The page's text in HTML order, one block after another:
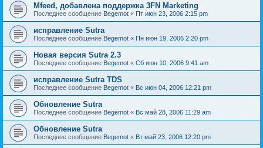
Mfeed, добавлена поддержка 3FN Marketing
Последнее сообщение Begemot « Пт июн 23, 2006 2:15 pm
исправление Sutra
Последнее сообщение Begemot « Пн июн 19, 2006 2:20 pm
Новая версия Sutra 2.3
Последнее сообщение Begemot « Сб июн 10, 2006 9:41 am
исправление Sutra TDS
Последнее сообщение Begemot « Вс июн 04, 2006 12:21 pm
Обновление Sutra
Последнее сообщение Begemot « Вс май 28, 2006 11:29 am
Обновление Sutra
Последнее сообщение Begemot « Вт май 23, 2006 12:20 pm